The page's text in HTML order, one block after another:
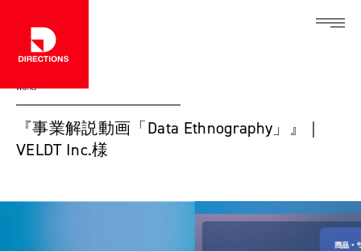
Works
『事業解説動画「Data Ethnography」』｜
VELDT Inc.様